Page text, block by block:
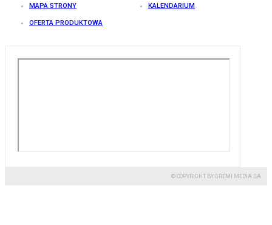
MAPA STRONY KALENDARIUM
OFERTA PRODUKTOWA
© COPYRIGHT BY GREMI MEDIA SA